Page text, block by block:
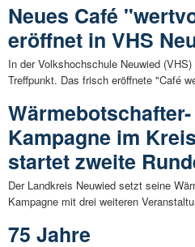
Neues Café
eröffnet in VHS
In der Volkshochschule Neuwied
Treffpunkt. Das frisch eröffnete "Café
Wärmebotschafter-
Kampagne im
startet zweite
Der Landkreis Neuwied setzt seine
Kampagne mit drei weiteren
75 Jahre